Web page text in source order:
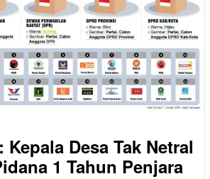
Kepala Desa Tak Netral
1 Tahun Penjara